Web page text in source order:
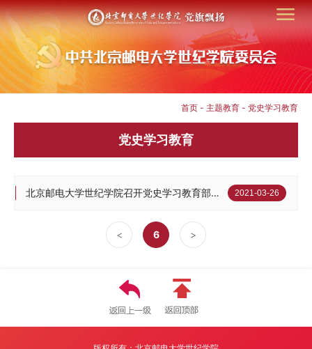
首页 - 主题教育 - 党史学习教育
党史学习教育
2021-03-26
北京邮电大学世纪学院召开党史学习教育部署会
< 6 >